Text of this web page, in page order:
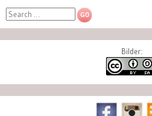
Search
Bilder: